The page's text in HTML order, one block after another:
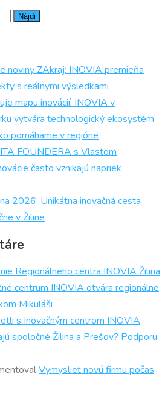
noviny ZAkraj: INOVIA premieňa
s reálnymi výsledkami
mapu inovácií: INOVIA v
vytvára technologický ekosystém
pomáhame v regióne
FOUNDERA s Vlastom
často vznikajú napriek
2026: Unikátna inovačná cesta
v Žiline
Regionálneho centra INOVIA Žilina
centrum INOVIA otvára regionálne
Mikuláši
s Inovačným centrom INOVIA
spoločné Žilina a Prešov? Podporu
Vymyslieť novú firmu počas